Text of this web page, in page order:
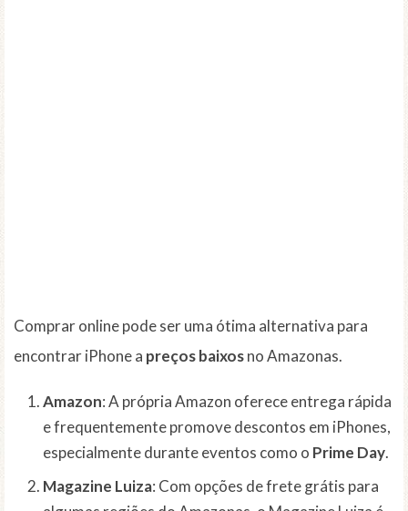
Comprar online pode ser uma ótima alternativa para
encontrar iPhone a preços baixosno Amazonas.
Amazon: A própria Amazon oferece entrega rápida
e frequentemente promove descontos em iPhones,
especialmente durante eventos como o Prime Day.
Magazine Luiza: Com opções de frete grátis para